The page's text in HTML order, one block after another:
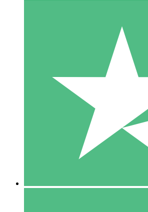
Individuele
Betaal per gebruik met
1000